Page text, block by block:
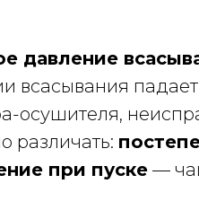
давление
всасывания
осушителя,
различать:
при пуске —